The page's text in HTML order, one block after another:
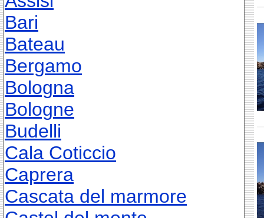
Bari
Bateau
Bergamo
Bologna
Bologne
Budelli
Cala Coticcio
Caprera
Cascata del marmore